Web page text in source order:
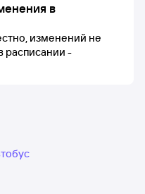
в
изменений не
расписании -